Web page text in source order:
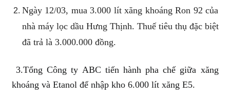
Ngày 12/03, mua 3.000 lít xăng khoáng Ron 92 của
nhà máy lọc dầu Hưng Thịnh. Thuế tiêu thụ đặc biệt
đã trả là 3.000.000 đồng.
3.Tổng Công ty ABC tiến hành pha chế giữa xăng
khoáng và Etanol để nhập kho 6.000 lít xăng E5.